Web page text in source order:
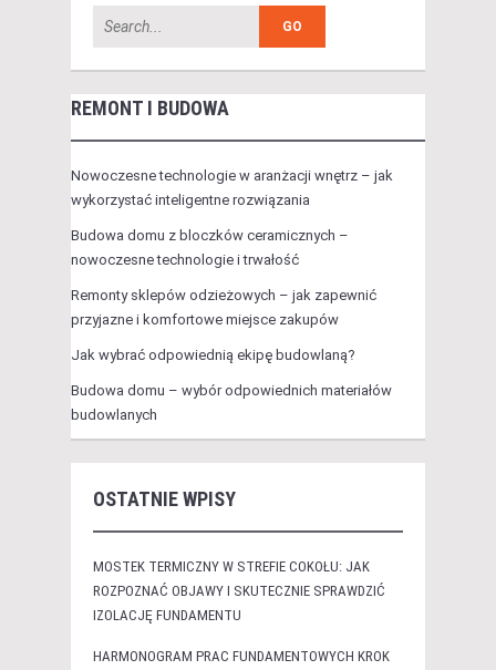
REMONT I BUDOWA
Nowoczesne technologie w aranżacji wnętrz – jak
wykorzystać inteligentne rozwiązania
Budowa domu z bloczków ceramicznych –
nowoczesne technologie i trwałość
Remonty sklepów odzieżowych – jak zapewnić
przyjazne i komfortowe miejsce zakupów
Jak wybrać odpowiednią ekipę budowlaną?
Budowa domu – wybór odpowiednich materiałów
budowlanych
OSTATNIE WPISY
MOSTEK TERMICZNY W STREFIE COKOŁU: JAK
ROZPOZNAĆ OBJAWY I SKUTECZNIE SPRAWDZIĆ
IZOLACJĘ FUNDAMENTU
HARMONOGRAM PRAC FUNDAMENTOWYCH KROK